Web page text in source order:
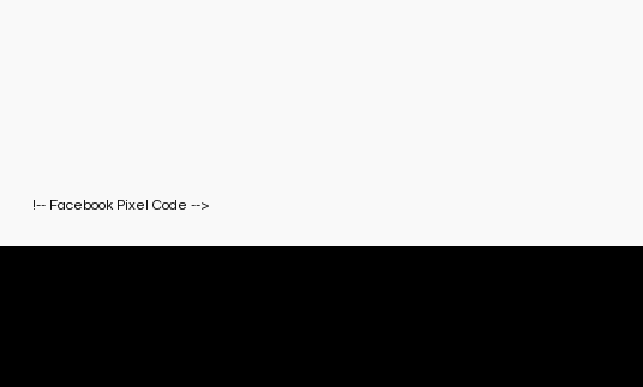
!-- Facebook Pixel Code -->